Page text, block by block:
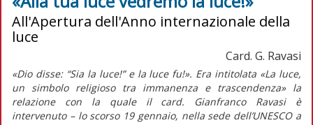
All'Apertura dell'Anno internazionale della
luce
Card. G. Ravasi
«Dio disse: “Sia la luce!” e la luce fu!». Era intitolata «La luce,
un simbolo religioso tra immanenza e trascendenza» la
relazione con la quale il card. Gianfranco Ravasi è
intervenuto – lo scorso 19 gennaio, nella sede dell’UNESCO a